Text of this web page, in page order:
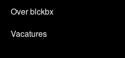
Over blckbx
Vacatures